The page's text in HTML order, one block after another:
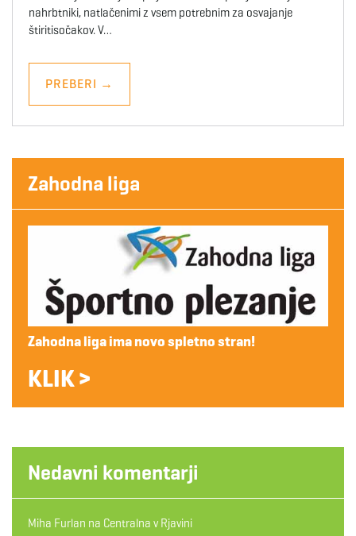
nahrbtniki, natlačenimi z vsem potrebnim za osvajanje
štiritisočakov. V…
PREBERI →
Zahodna liga
Zahodna liga ima novo spletno stran!
KLIK >
Nedavni komentarji
Miha Furlan na Centralna v Rjavini